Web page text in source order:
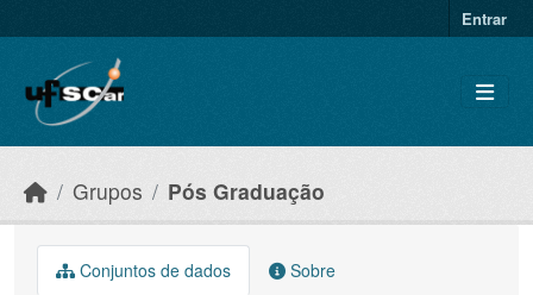
Entrar
Grupos Pós Graduação
Conjuntos de dados Sobre